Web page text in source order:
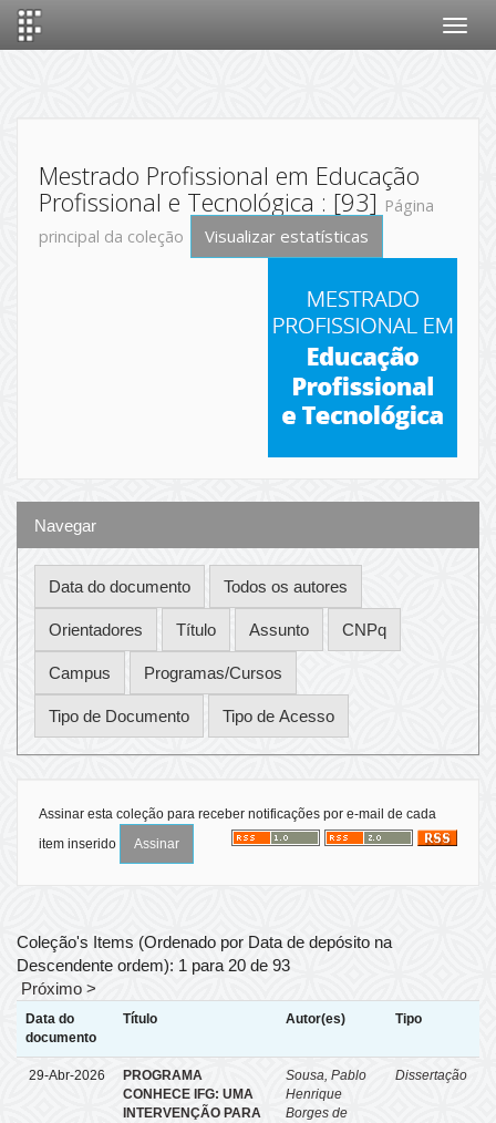
Mestrado Profissional em Educação
Profissional e Tecnológica : [93] Página
principal da coleção
Visualizar estatísticas
Navegar
Assinar esta coleção para receber notificações por e-mail de cada
item inserido
Coleção's Items (Ordenado por Data de depósito na
Descendente ordem): 1 para 20 de 93
Próximo >
Data do
documento
Título Autor(es) Tipo
29-Abr-2026
PROGRAMA
CONHECE IFG: UMA
INTERVENÇÃO PARA
Sousa, Pablo
Henrique
Borges de
Dissertação